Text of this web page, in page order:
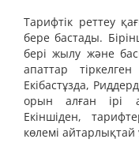
Тарифтік реттеу
бере бастады.
бері жылу және
апаттар
Екібастұзда,
орын алған ірі
Екіншіден,
көлемі